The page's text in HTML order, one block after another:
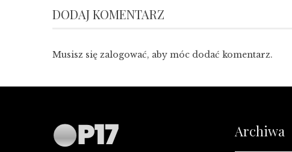
DODAJ KOMENTARZ
Musisz się zalogować, aby móc dodać komentarz.
Archiwa